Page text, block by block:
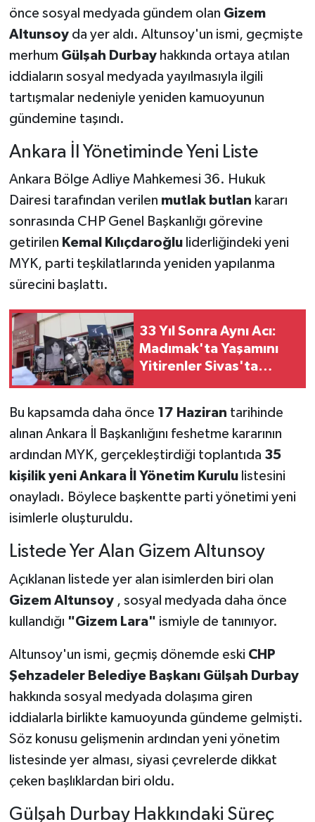
önce sosyal medyada gündem olan Gizem
Altunsoyda yer aldı. Altunsoy'un ismi, geçmişte
merhum Gülşah Durbayhakkında ortaya atılan
iddiaların sosyal medyada yayılmasıyla ilgili
tartışmalar nedeniyle yeniden kamuoyunun
gündemine taşındı.
Ankara İl Yönetiminde Yeni Liste
Ankara Bölge Adliye Mahkemesi 36. Hukuk
Dairesi tarafından verilen mutlak butlan kararı
sonrasında CHP Genel Başkanlığı görevine
getirilen Kemal Kılıçdaroğluliderliğindeki yeni
MYK, parti teşkilatlarında yeniden yapılanma
sürecini başlattı.
33 Yıl Sonra Aynı Acı:
Madımak'ta Yaşamını
Yitirenler Sivas'ta
Bu kapsamda daha önce 17 Haziran tarihinde
alınan Ankara İl Başkanlığını feshetme kararının
ardından MYK, gerçekleştirdiği toplantıda 35
kişilik yeni Ankara İl Yönetim Kurululistesini
onayladı. Böylece başkentte parti yönetimi yeni
isimlerle oluşturuldu.
Listede Yer Alan Gizem Altunsoy
Açıklanan listede yer alan isimlerden biri olan
Gizem Altunsoy, sosyal medyada daha önce
kullandığı "Gizem Lara" ismiyle de tanınıyor.
Altunsoy'un ismi, geçmiş dönemde eski CHP
Şehzadeler Belediye Başkanı Gülşah Durbay
hakkında sosyal medyada dolaşıma giren
iddialarla birlikte kamuoyunda gündeme gelmişti.
Söz konusu gelişmenin ardından yeni yönetim
listesinde yer alması, siyasi çevrelerde dikkat
çeken başlıklardan biri oldu.
Gülşah Durbay Hakkındaki Süreç